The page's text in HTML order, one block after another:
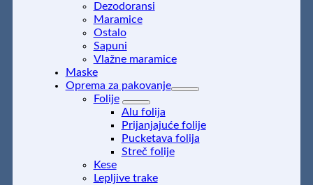
Dezodoransi
Maramice
Ostalo
Sapuni
Vlažne maramice
Maske
Oprema za pakovanje
Folije
Alu folija
Prijanjajuće folije
Pucketava folija
Streč folije
Kese
Lepljive trake